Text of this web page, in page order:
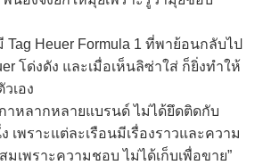
Heuer Formula 1 ที่พาย้อนกลับไป
โด่งดัง และเมื่อเห็นลิซ่าใส่ ก็ยิ่งทำให้
เอง
ลากหลายแบรนด์ ไม่ได้ยึดติดกับ
เพราะแต่ละเรือนมีเรื่องราวและความ
เพราะความชอบ ไม่ได้เก็บเพื่อขาย”